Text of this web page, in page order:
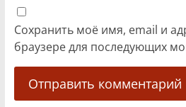
Сохранить моё имя, email и
браузере для последующих